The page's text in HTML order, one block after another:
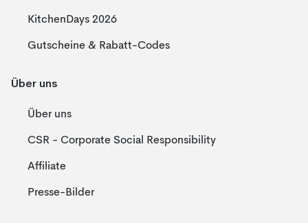
KitchenDays 2026
Gutscheine & Rabatt-Codes
Über uns
Über uns
CSR - Corporate Social Responsibility
Affiliate
Presse-Bilder